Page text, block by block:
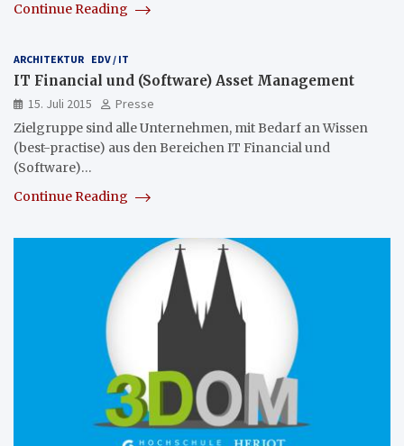
Continue Reading
ARCHITEKTUR EDV / IT
IT Financial und (Software) Asset Management
15. Juli 2015
Presse
Zielgruppe sind alle Unternehmen, mit Bedarf an Wissen
(best-practise) aus den Bereichen IT Financial und
(Software)…
Continue Reading